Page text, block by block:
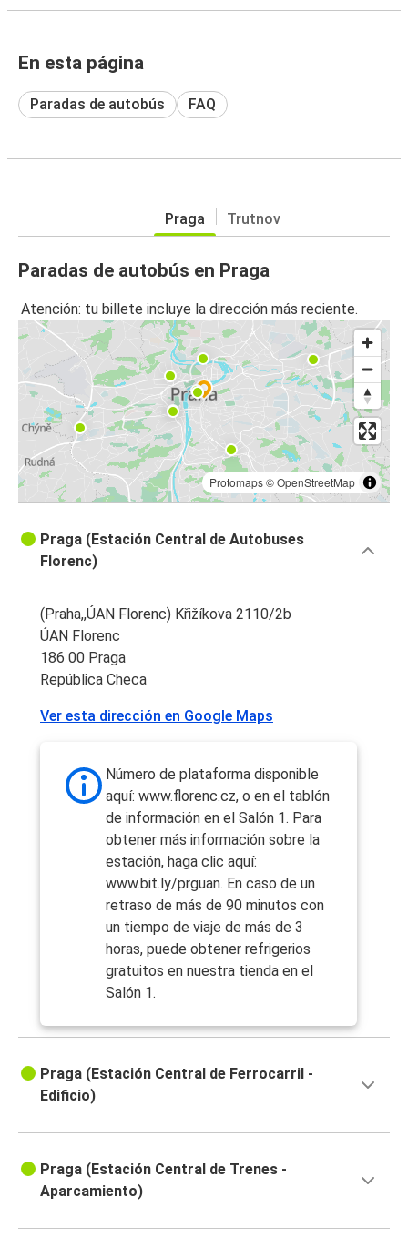
En esta página
Paradas de autobús FAQ
Praga Trutnov
Paradas de autobús en Praga
Atención: tu billete incluye la dirección más reciente.
Protomaps©OpenStreetMap
Praga (Estación Central de Autobuses
Florenc)
(Praha,,ÚAN Florenc) Křižíkova 2110/2b
ÚAN Florenc
186 00 Praga
República Checa
Ver esta dirección en Google Maps
Número de plataforma disponible
aquí: www.florenc.cz, o en el tablón
de información en el Salón 1. Para
obtener más información sobre la
estación, haga clic aquí:
www.bit.ly/prguan. En caso de un
retraso de más de 90 minutos con
un tiempo de viaje de más de 3
horas, puede obtener refrigerios
gratuitos en nuestra tienda en el
Salón 1.
Praga (Estación Central de Ferrocarril -
Edificio)
Praga (Estación Central de Trenes -
Aparcamiento)